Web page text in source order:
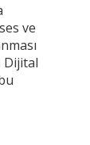
ve
Dijital